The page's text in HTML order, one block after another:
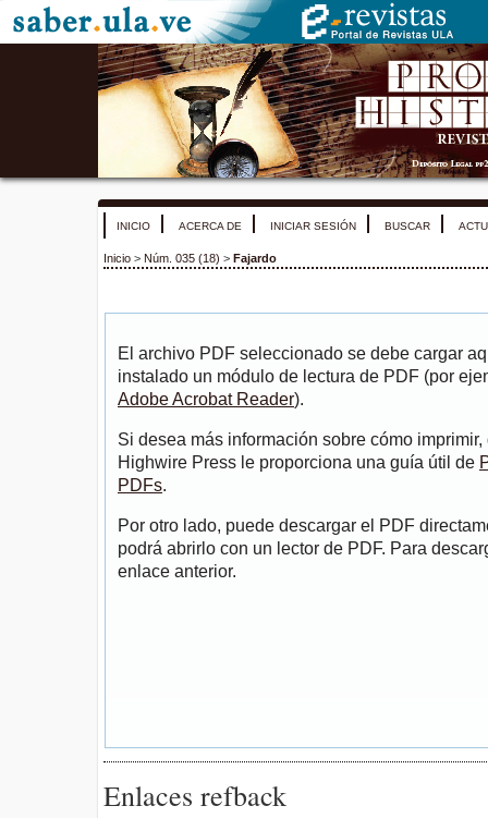
INICIO ACERCA DE INICIAR SESIÓN BUSCAR
Inicio > Núm. 035 (18) > Fajardo
El archivo PDF seleccionado se debe cargar
instalado un módulo de lectura de PDF (por
Adobe Acrobat Reader).
Si desea más información sobre cómo
Highwire Press le proporciona una guía útil de
PDFs.
Por otro lado, puede descargar el PDF
podrá abrirlo con un lector de PDF. Para
enlace anterior.
Enlaces refback